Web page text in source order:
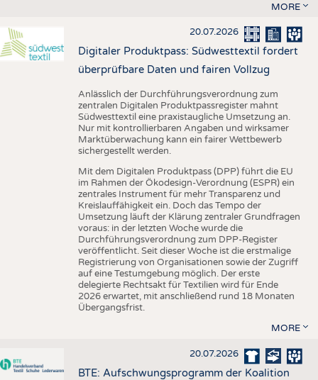
MORE
20.07.2026
Digitaler Produktpass: Südwesttextil fordert
überprüfbare Daten und fairen Vollzug
Anlässlich der Durchführungsverordnung zum
zentralen Digitalen Produktpassregister mahnt
Südwesttextil eine praxistaugliche Umsetzung an.
Nur mit kontrollierbaren Angaben und wirksamer
Marktüberwachung kann ein fairer Wettbewerb
sichergestellt werden.
Mit dem Digitalen Produktpass (DPP) führt die EU
im Rahmen der Ökodesign-Verordnung (ESPR) ein
zentrales Instrument für mehr Transparenz und
Kreislauffähigkeit ein. Doch das Tempo der
Umsetzung läuft der Klärung zentraler Grundfragen
voraus: in der letzten Woche wurde die
Durchführungsverordnung zum DPP-Register
veröffentlicht. Seit dieser Woche ist die erstmalige
Registrierung von Organisationen sowie der Zugriff
auf eine Testumgebung möglich. Der erste
delegierte Rechtsakt für Textilien wird für Ende
2026 erwartet, mit anschließend rund 18 Monaten
Übergangsfrist.
MORE
20.07.2026
BTE: Aufschwungsprogramm der Koalition